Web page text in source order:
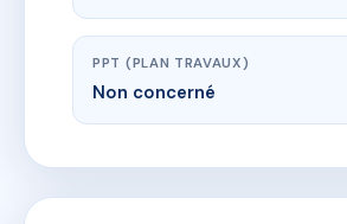
PPT (PLAN TRAVAUX)
Non concerné